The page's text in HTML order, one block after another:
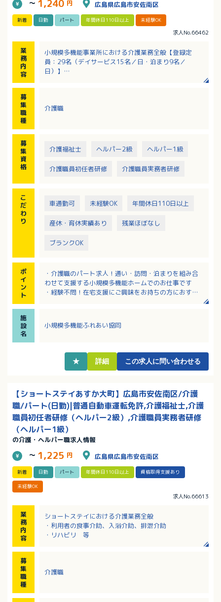
～ 1,240 円 広島県広島市安佐南区
新着 日勤 パート 年間休日110日以上 未経験OK
求人No.66462
業
務
内
容
小規模多機能事業所における介護業務全般【登録定
員：29名（デイサービス15名／日・泊まり9名／
日）】
・送迎
募
集
職
種
介護職
募
集
資
格
介護福祉士 ヘルパー2級 ヘルパー1級
介護職員初任者研修 介護職員実務者研修
こ
だ
わ
り
車通勤可 未経験OK 年間休日110日以上
産休・育休実績あり 残業ほぼなし
ブランクOK
ポ
イ
ン
ト
・介護職のパート求人！通い・訪問・泊まりを組み合
わせて支援する小規模多機能ホームでのお仕事です
・経験不問！在宅支援にご興味をお持ちの方におすす
施
設
名
小規模多機能ふれあい協同
★ 詳細 この求人に問い合わせる
【ショートステイあすか大町】広島市安佐南区/介護
職/パート(日勤)|普通自動車運転免許,介護福祉士,介護
職員初任者研修（ヘルパー2級）,介護職員実務者研修
（ヘルパー1級）
の介護・ヘルパー職求人情報
～ 1,225 円 広島県広島市安佐南区
新着 日勤 パート 年間休日110日以上 資格取得支援あり
未経験OK
求人No.66613
業
務
内
容
ショートステイにおける介護業務全般
・利用者の食事介助、入浴介助、排泄介助
・リハビリ 等
募
集
職
種
介護職